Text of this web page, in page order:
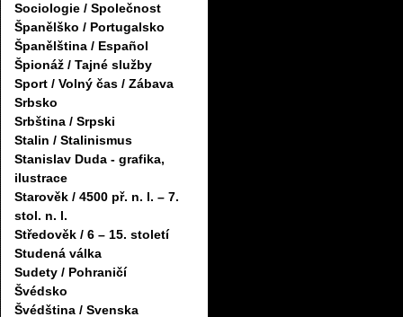
Sociologie / Společnost
Španělško / Portugalsko
Španělština / Español
Špionáž / Tajné služby
Sport / Volný čas / Zábava
Srbsko
Srbština / Srpski
Stalin / Stalinismus
Stanislav Duda - grafika,
ilustrace
Starověk / 4500 př. n. l. – 7.
stol. n. l.
Středověk / 6 – 15. století
Studená válka
Sudety / Pohraničí
Švédsko
Švédština / Svenska